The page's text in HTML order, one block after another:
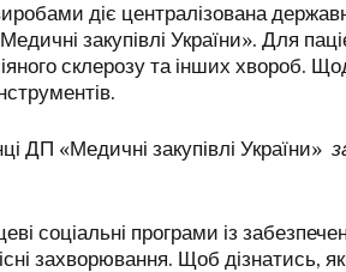
діє централізована
закупівлі України». Для
склерозу та інших хвороб.
ДП «Медичні закупівлі України»
соціальні програми із
захворювання. Щоб